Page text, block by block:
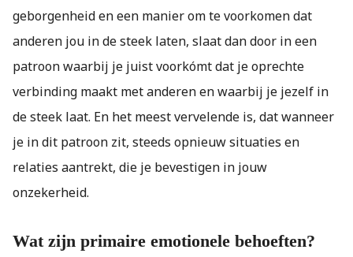
geborgenheid en een manier om te voorkomen dat
anderen jou in de steek laten, slaat dan door in een
patroon waarbij je juist voorkómt dat je oprechte
verbinding maakt met anderen en waarbij je jezelf in
de steek laat. En het meest vervelende is, dat wanneer
je in dit patroon zit, steeds opnieuw situaties en
relaties aantrekt, die je bevestigen in jouw
onzekerheid.
Wat zijn primaire emotionele behoeften?